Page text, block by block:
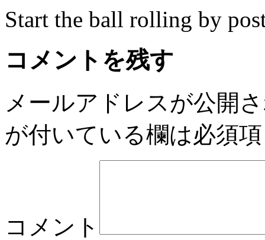
Start the ball rolling by
コメントを残す
メールアドレスが公開
が付いている欄は必須
コメント